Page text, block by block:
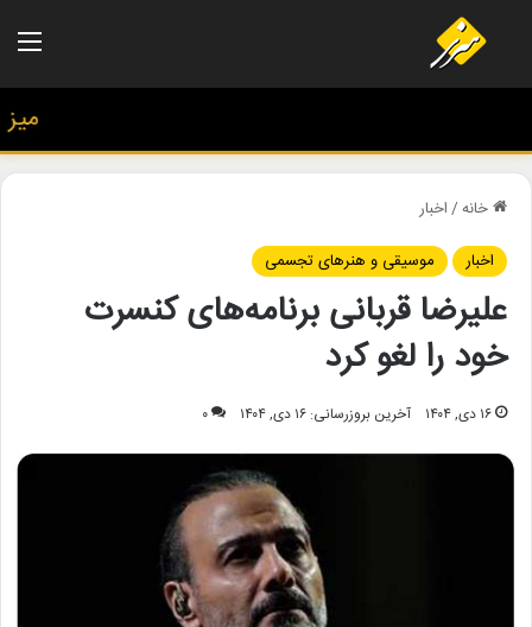
میز
خانه/اخبار
اخبار
موسیقی و هنرهای تجسمی
علیرضا قربانی برنامه‌های کنسرت
خود را لغو کرد
۱۶ دی, ۱۴۰۴ آخرین بروزرسانی: ۱۶ دی, ۱۴۰۴ ۰